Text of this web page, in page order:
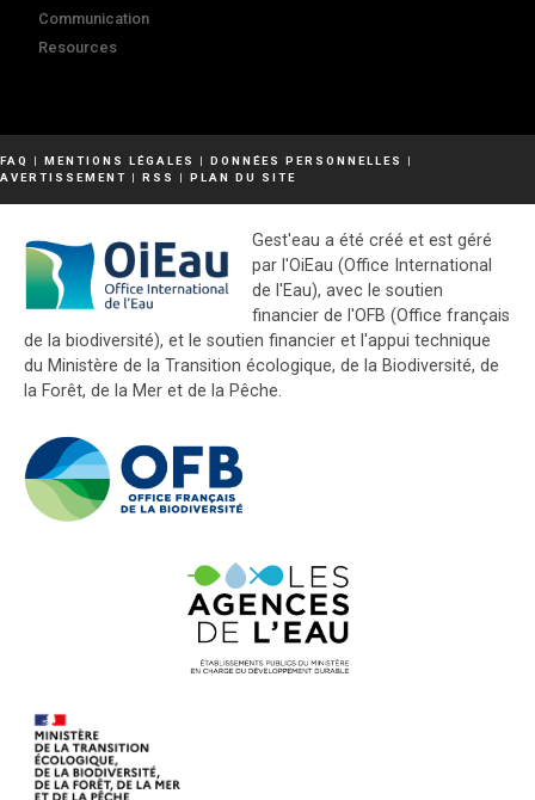
Communication
Resources
FAQ | MENTIONS LÉGALES | DONNÉES PERSONNELLES
|
AVERTISSEMENT | RSS | PLAN DU SITE
Gest'eau a été créé et est géré
par l'OiEau (Office International
de l'Eau), avec le soutien
financier de l'OFB (Office français
de la biodiversité), et le soutien financier et l'appui technique
du Ministère de la Transition écologique, de la Biodiversité, de
la Forêt, de la Mer et de la Pêche.